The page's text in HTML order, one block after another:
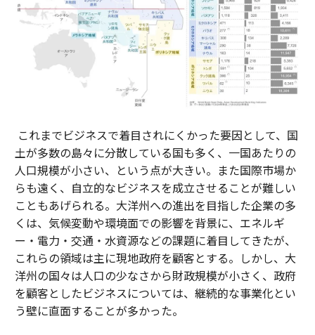
これまでビジネスで着目されにくかった要因として、国
土が多数の島々に分散している国も多く、一国あたりの
人口規模が小さい、という点が大きい。また国際市場か
らも遠く、自立的なビジネスを成立させることが難しい
こともあげられる。大洋州への進出を目指した企業の多
くは、気候変動や環境面での影響を背景に、エネルギ
ー・電力・交通・水資源などの課題に着目してきたが、
これらの領域は主に現地政府を顧客とする。しかし、大
洋州の国々は人口の少なさから財政規模が小さく、政府
を顧客としたビジネスについては、継続的な事業化とい
う壁に直面することが多かった。